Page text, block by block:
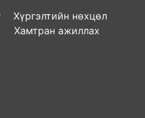
Хүргэлтийн нөхцөл
ажиллах